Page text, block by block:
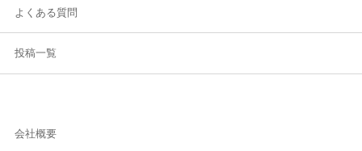
よくある質問
投稿一覧
会社概要